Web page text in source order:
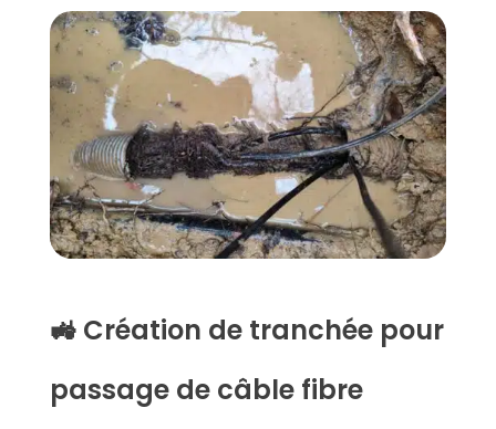
🚜 Création de tranchée pour
passage de câble fibre